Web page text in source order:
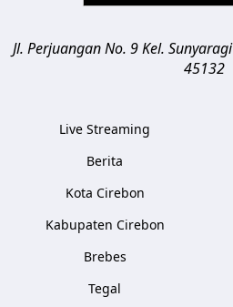
Jl. Perjuangan No. 9 Kel. Sunyaragi
45132
Live Streaming
Berita
Kota Cirebon
Kabupaten Cirebon
Brebes
Tegal